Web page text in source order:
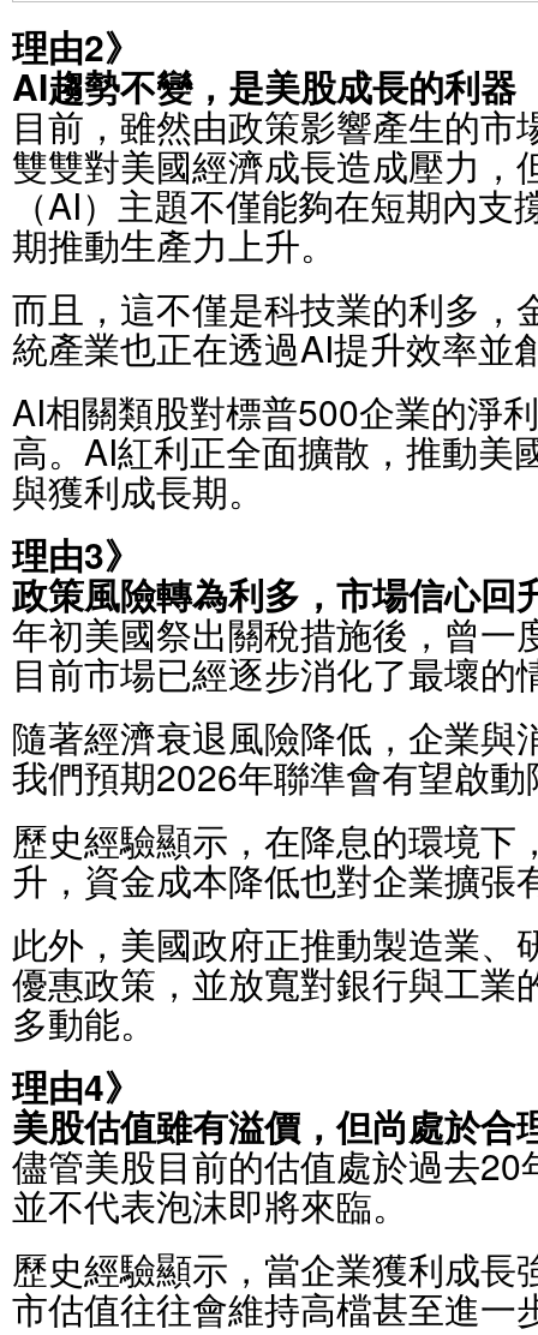
理由2》
AI趨勢不變，是美股成長的利器
目前，雖然由政策影響產生的市
雙雙對美國經濟成長造成壓力，
（AI）主題不僅能夠在短期內
期推動生產力上升。
而且，這不僅是科技業的利多，
統產業也正在透過AI提升效率並
AI相關類股對標普500企業的淨
高。AI紅利正全面擴散，推動美
與獲利成長期。
理由3》
政策風險轉為利多，市場信心回
年初美國祭出關稅措施後，曾一
目前市場已經逐步消化了最壞的
隨著經濟衰退風險降低，企業與
我們預期2026年聯準會有望啟
歷史經驗顯示，在降息的環境下
升，資金成本降低也對企業擴張
此外，美國政府正推動製造業、
優惠政策，並放寬對銀行與工業
多動能。
理由4》
美股估值雖有溢價，但尚處於合
儘管美股目前的估值處於過去
並不代表泡沫即將來臨。
歷史經驗顯示，當企業獲利成長
市估值往往會維持高檔甚至進一